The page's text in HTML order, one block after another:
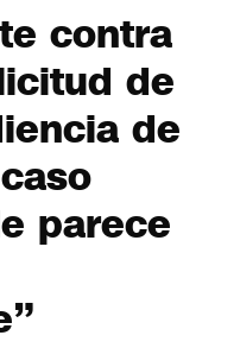
contra
de
de
parece